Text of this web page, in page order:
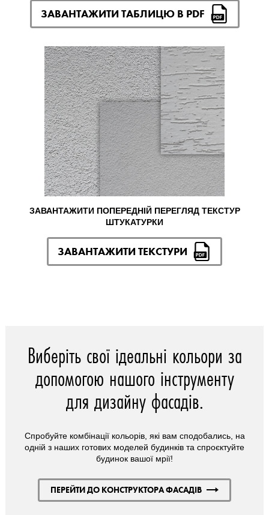
ЗАВАНТАЖИТИ ТАБЛИЦЮ В PDF
ЗАВАНТАЖИТИ ПОПЕРЕДНІЙ ПЕРЕГЛЯД ТЕКСТУР
ШТУКАТУРКИ
ЗАВАНТАЖИТИ ТЕКСТУРИ
Виберіть свої ідеальні кольори за
допомогою нашого інструменту
для дизайну фасадів.
Спробуйте комбінації кольорів, які вам сподобались, на
одній з наших готових моделей будинків та спроєктуйте
будинок вашої мрії!
ПЕРЕЙТИ ДО КОНСТРУКТОРА ФАСАДІВ